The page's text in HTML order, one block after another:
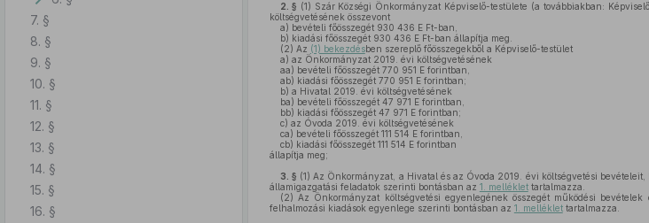
7. §
8. §
9. §
10. §
11. §
12. §
13. §
14. §
15. §
16. §
2. § (1) Szár Községi Önkormányzat Képviselő-testülete (a továbbiakban:
költségvetésének összevont
a) bevételi főösszegét 930 436 E Ft-ban,
b) kiadási főösszegét 930 436 E Ft-ban állapítja meg.
(2) Az (1) bekezdésben szereplő főösszegekből a Képviselő-testület
a) az Önkormányzat 2019. évi költségvetésének
aa) bevételi főösszegét 770 951 E forintban,
ab) kiadási főösszegét 770 951 E forintban;
b) a Hivatal 2019. évi költségvetésének
ba) bevételi főösszegét 47 971 E forintban,
bb) kiadási főösszegét 47 971 E forintban;
c) az Óvoda 2019. évi költségvetésének
ca) bevételi főösszegét 111 514 E forintban,
cb) kiadási főösszegét 111 514 E forintban
állapítja meg;
3. § (1) Az Önkormányzat, a Hivatal és az Óvoda 2019. évi költségvetési
államigazgatási feladatok szerinti bontásban az 1. melléklettartalmazza.
(2) Az Önkormányzat költségvetési egyenlegének összegét működési
felhalmozási kiadások egyenlege szerinti bontásban az 1. melléklettartalmazza.